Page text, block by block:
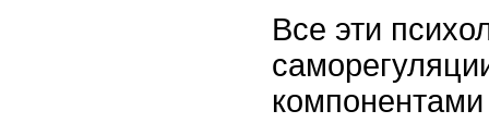
Все эти